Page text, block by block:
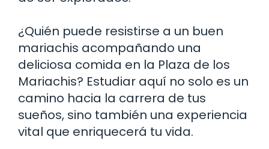
¿Quién puede resistirse a un buen
mariachis acompañando una
deliciosa comida en la Plaza de los
Mariachis? Estudiar aquí no solo es un
camino hacia la carrera de tus
sueños, sino también una experiencia
vital que enriquecerá tu vida.